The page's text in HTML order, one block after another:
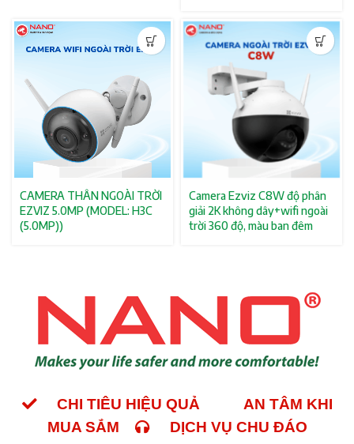
CAMERA THÂN NGOÀI TRỜI
EZVIZ 5.0MP (MODEL: H3C
(5.0MP))
Camera Ezviz C8W độ phân
giải 2K không dây+wifi ngoài
trời 360 độ, màu ban đêm
CHI TIÊU HIỆU QUẢ
AN TÂM KHI
MUA SẮM
DỊCH VỤ CHU ĐÁO